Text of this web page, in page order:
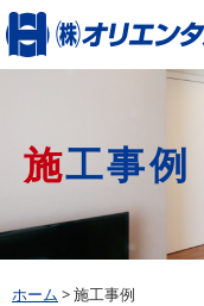
施工事例
ホーム >施工事例